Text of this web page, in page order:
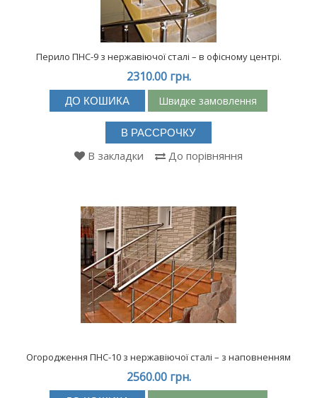
Перило ПНС-9 з нержавіючої сталі – в офісному центрі.
2310.00 грн.
ДО КОШИКА Швидке замовлення
В РАССРОЧКУ
В закладки До порівняння
Огородження ПНС-10 з нержавіючої сталі – з наповненням
2560.00 грн.